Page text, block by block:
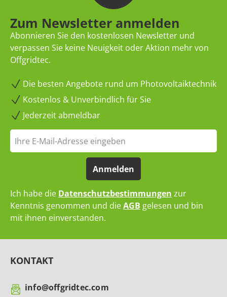
Zum Newsletter anmelden
Abonnieren Sie den kostenlosen Newsletter und
verpassen Sie keine Neuigkeit oder Aktion mehr von
Offgridtec.
Die besten Angebote rund um Photovoltaiktechnik
Kostenlos & Unverbindlich für Sie
Jederzeit abmeldbar
Anmelden
Ich habe die Datenschutzbestimmungen zur
Kenntnis genommen und dieAGB gelesen und bin
mit ihnen einverstanden.
KONTAKT
info@offgridtec.com